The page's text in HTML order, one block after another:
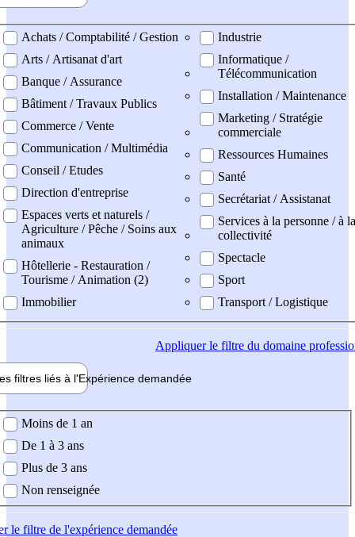
professionel
Achats / Comptabilité / Gestion
Arts / Artisanat d'art
Banque / Assurance
Bâtiment / Travaux Publics
Commerce / Vente
Communication / Multimédia
Conseil / Etudes
Direction d'entreprise
Espaces verts et naturels /
Agriculture / Pêche / Soins aux
animaux
Hôtellerie - Restauration /
Tourisme / Animation (2)
Immobilier
Industrie
Informatique /
Télécommunication
Installation / Maintenance
Marketing / Stratégie
commerciale
Ressources Humaines
Santé
Secrétariat / Assistanat
Services à la personne / à la
collectivité
Spectacle
Sport
Transport / Logistique
Appliquerle filtre du domaine
filtres liés à l'Expérience demandée
demandée
Moins de 1 an
De 1 à 3 ans
Plus de 3 ans
Non renseignée
le filtre de l'expérience demandée